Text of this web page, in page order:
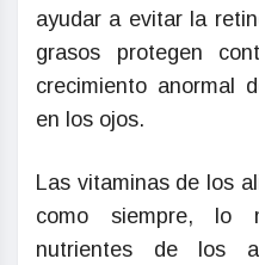
ayudar a evitar la
grasos protegen
crecimiento anormal
en los ojos.
Las vitaminas de los
como siempre, lo
nutrientes de los